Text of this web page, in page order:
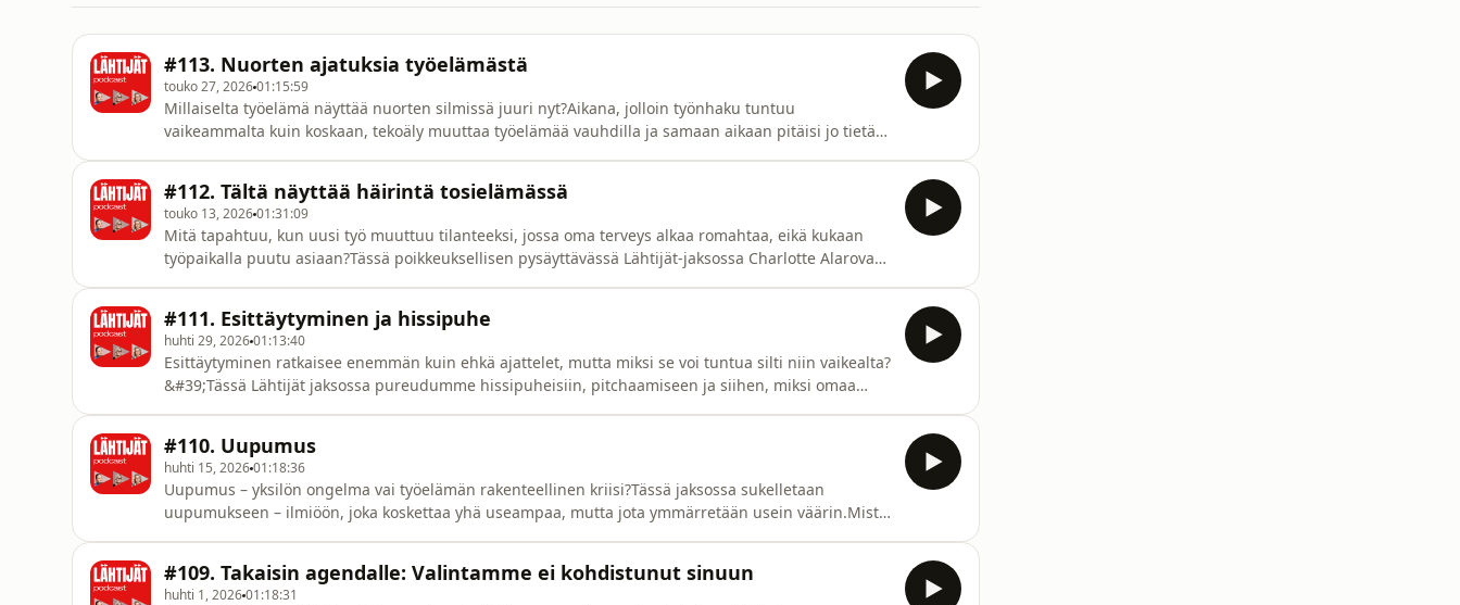
#113. Nuorten ajatuksia työelämästä
touko 27, 202601:15:59
Millaiselta työelämä näyttää nuorten silmissä juuri nyt?Aikana, jolloin työnhaku tuntuu
vaikeammalta kuin koskaan, tekoäly muuttaa työelämää vauhdilla ja samaan aikaan pitäisi jo tietää,
päivän nuoret suhtautuvat t
#112. Tältä näyttää häirintä tosielämässä
touko 13, 202601:31:09
Mitä tapahtuu, kun uusi työ muuttuu tilanteeksi, jossa oma terveys alkaa romahtaa, eikä kukaan
työpaikalla puutu asiaan?Tässä poikkeuksellisen pysäyttävässä Lähtijät-jaksossa Charlotte Alarova
aloitti uudessa työssä innostune
#111. Esittäytyminen ja hissipuhe
huhti 29, 202601:13:40
Esittäytyminen ratkaisee enemmän kuin ehkä ajattelet, mutta miksi se voi tuntua silti niin vaikealta?
&#39;Tässä ⁠Lähtijät⁠ jaksossa pureudumme hissipuheisiin, pitchaamiseen ja siihen, miksi omaa
osaammeko kertoa, mik
#110. Uupumus
huhti 15, 202601:18:36
Uupumus – yksilön ongelma vai työelämän rakenteellinen kriisi?Tässä jaksossa sukelletaan
uupumukseen – ilmiöön, joka koskettaa yhä useampaa, mutta jota ymmärretään usein väärin.Mistä
miten hallinnan tunteen menetys
#109. Takaisin agendalle: Valintamme ei kohdistunut sinuun
huhti 1, 202601:18:31